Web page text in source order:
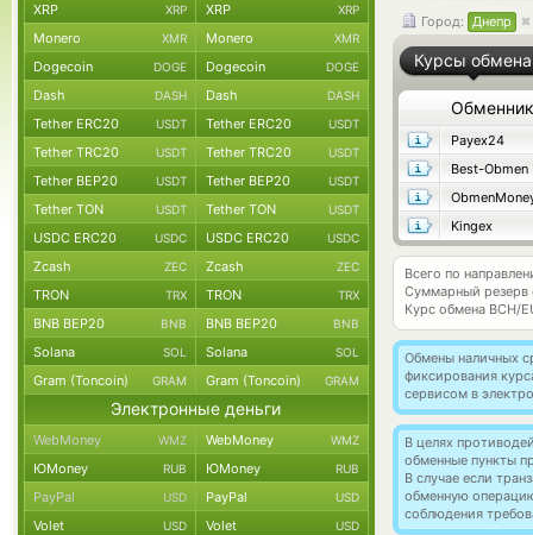
Город: Днепр
Курсы обмена
Обменник
Payex24
Best-Obmen
Kingex
Всего по
Суммарный резерв
Курс обмена BCH/
Обмены наличных
фиксирования
сервисом в
В целях
обменные пункты
В случае если
обменную
соблюдения
XRP XRP XRP XRP
Monero XMR Monero XMR
Dogecoin DOGE Dogecoin DOGE
Dash DASH Dash DASH
Tether ERC20 USDT Tether ERC20 USDT
Tether TRC20 USDT Tether TRC20 USDT
Tether BEP20 USDT Tether BEP20 USDT
Tether TON USDT Tether TON USDT
USDC ERC20 USDC USDC ERC20 USDC
Zcash ZEC Zcash ZEC
TRON TRX TRON TRX
BNB BEP20 BNB BNB BEP20 BNB
Solana SOL Solana SOL
Gram (Toncoin) GRAM Gram (Toncoin) GRAM
Электронные деньги
WebMoney WMZ WebMoney WMZ
ЮMoney RUB ЮMoney RUB
PayPal USD PayPal USD
Volet USD Volet USD